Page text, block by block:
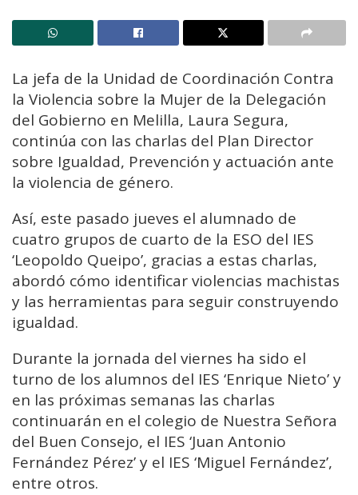
La jefa de la Unidad de Coordinación Contra
la Violencia sobre la Mujer de la Delegación
del Gobierno en Melilla, Laura Segura,
continúa con las charlas del Plan Director
sobre Igualdad, Prevención y actuación ante
la violencia de género.
Así, este pasado jueves el alumnado de
cuatro grupos de cuarto de la ESO del IES
‘Leopoldo Queipo’, gracias a estas charlas,
abordó cómo identificar violencias machistas
y las herramientas para seguir construyendo
igualdad.
Durante la jornada del viernes ha sido el
turno de los alumnos del IES ‘Enrique Nieto’ y
en las próximas semanas las charlas
continuarán en el colegio de Nuestra Señora
del Buen Consejo, el IES ‘Juan Antonio
Fernández Pérez’ y el IES ‘Miguel Fernández’,
entre otros.